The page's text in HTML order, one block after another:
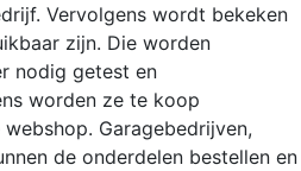
Vervolgens wordt bekeken
zijn. Die worden
nodig getest en
worden ze te koop
Garagebedrijven,
de onderdelen bestellen en